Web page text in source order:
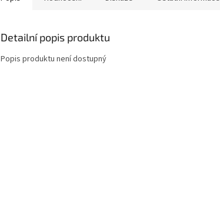
Detailní popis produktu
Popis produktu není dostupný